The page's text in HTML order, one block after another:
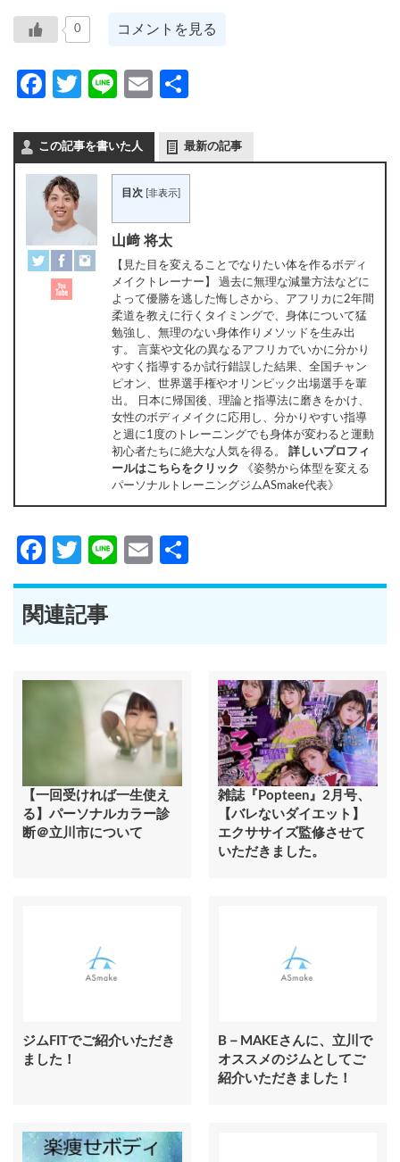
0 コメントを見る
Facebook
Twitter
LineEmail
この記事を書いた人 最新の記事
目次 非表示
山﨑 将太
【見た目を変えることでなりたい体を作るボディ
メイクトレーナー】 過去に無理な減量方法などに
よって優勝を逃した悔しさから、アフリカに2年間
柔道を教えに行くタイミングで、身体について猛
勉強し、無理のない身体作りメソッドを生み出
す。 言葉や文化の異なるアフリカでいかに分かり
やすく指導するか試行錯誤した結果、全国チャン
ピオン、世界選手権やオリンピック出場選手を輩
出。 日本に帰国後、理論と指導法に磨きをかけ、
女性のボディメイクに応用し、分かりやすい指導
と週に1度のトレーニングでも身体が変わると運動
初心者たちに絶大な人気を得る。 詳しいプロフィ
ールはこちらをクリック 《姿勢から体型を変える
パーソナルトレーニングジムASmake代表》
Facebook
Twitter
LineEmail
有
関連記事
【一回受ければ一生使え
る】パーソナルカラー診
断＠立川市について
雑誌『Popteen』2月号、
【バレないダイエット】
エクササイズ監修させて
いただきました。
ジムFITでご紹介いただき
ました！
B－MAKEさんに、立川で
オススメのジムとしてご
紹介いただきました！